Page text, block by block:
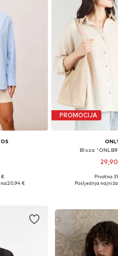
M, L, XL
€
20,94 €
PROMOCIJA
Bluza
Dostupne
Prvotno:
Posljednja